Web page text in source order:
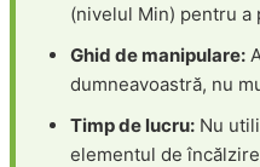
(nivelul Min) pentru a
Ghid de manipulare:
dumneavoastră, nu
Timp de lucru: Nu
elementul de